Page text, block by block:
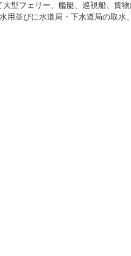
型フェリー、艦艇、巡視船、貨
用並びに水道局・下水道局の取水